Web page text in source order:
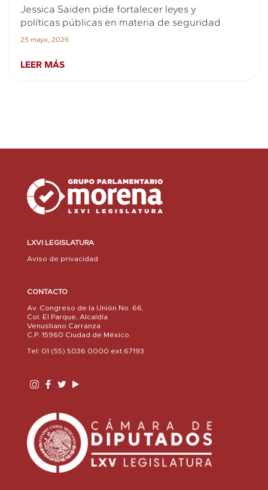
Jessica Saiden pide fortalecer leyes y
políticas públicas en materia de seguridad
25 mayo, 2026
LEER MÁS
LXVI LEGISLATURA
Aviso de privacidad
CONTACTO
Av. Congreso de la Unión No. 66,
Col. El Parque, Alcaldía
Venustiano Carranza
C.P. 15960 Ciudad de México
Tel: 01 (55) 5036 0000 ext.67193